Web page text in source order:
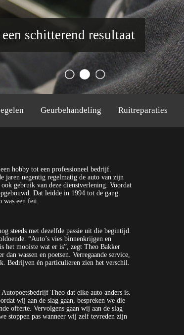
schitterend resultaat
Geurbehandeling Ruitreparaties
hobby tot een professioneel bedrijf.
jaren negentig regelmatig de auto van zijn
gebruik van deze dienstverlening. Voordat
Dat leidde in 1994 tot de gang
was een feit.
steeds met dezelfde passie uit die begintijd.
“Auto’s vies binnenkrijgen en
het mooiste wat er is”, zegt Theo Bakker
wassen en poetsen. Verregaande service,
Bedrijven én particulieren zien het verschil.
Theo dat elke auto anders is.
wij aan de slag gaan, bespreken we die
offerte. Vervolgens gaan wij aan de slag
stoppen pas wanneer wij zelf tevreden zijn